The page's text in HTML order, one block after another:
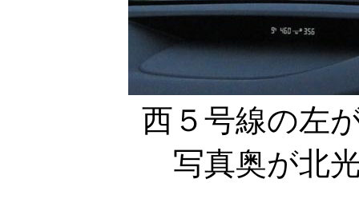
西５号線の左
写真奥が北